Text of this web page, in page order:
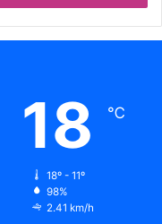
18 ℃
18º - 11º
98%
2.41 km/h